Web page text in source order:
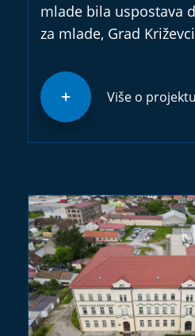
mlade bila uspostava
za mlade, Grad
Više o projektu